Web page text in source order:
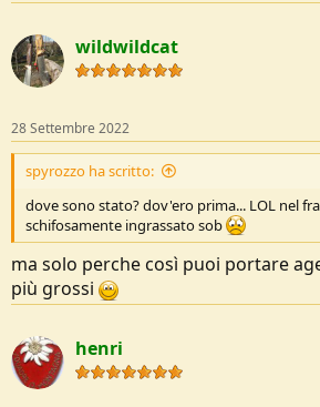
wildwildcat
28 Settembre 2022
spyrozzo ha scritto:
dove sono stato? dov'ero prima... LOL nel
schifosamente ingrassato sob
ma solo perche così puoi portare
più grossi
henri